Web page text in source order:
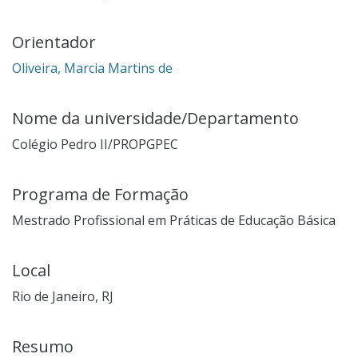
Orientador
Oliveira, Marcia Martins de
Nome da universidade/Departamento
Colégio Pedro II/PROPGPEC
Programa de Formação
Mestrado Profissional em Práticas de Educação Básica
Local
Rio de Janeiro, RJ
Resumo